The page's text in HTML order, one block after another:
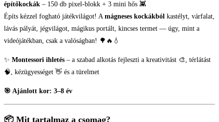
építőkockák – 150 db pixel-blokk + 3 mini hős 👾
Építs kézzel fogható játékvilágot! A mágneses kockákból kastélyt, várfalat,
lávás pályát, jégvilágot, mágikus portált, kincses termet — úgy, mint a
videójátékban, csak a valóságban! 🌳🔥💧
✨ Montessori ihletés – a szabad alkotás fejleszti a kreativitást 🎨, térlátást
🧠, kézügyességet 👋 és a türelmet
🎯 Ajánlott kor: 3–8 év
📦 Mit tartalmaz a csomag?